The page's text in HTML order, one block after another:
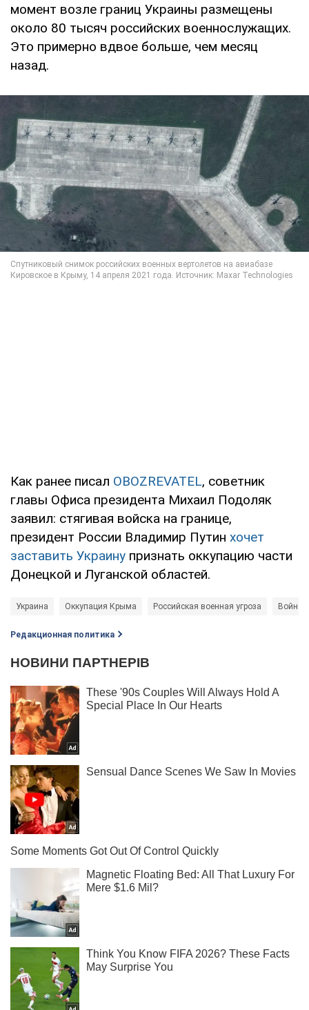
момент возле границ Украины размещены
около 80 тысяч российских военнослужащих.
Это примерно вдвое больше, чем месяц
назад.
Как ранее писал OBOZREVATEL, советник
главы Офиса президента Михаил Подоляк
заявил: стягивая войска на границе,
президент России Владимир Путин хочет
заставить Украину признать оккупацию части
Донецкой и Луганской областей.
Украина Оккупация Крыма Российская военная угроза Война
Редакционная политика